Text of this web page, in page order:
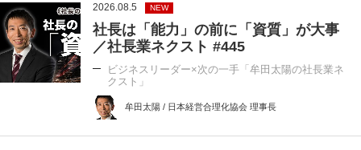
2026.08.5 NEW
社長は「能力」の前に「資質」が大事
／社長業ネクスト #445
ビジネスリーダー×次の一手「牟田太陽の社長業ネ
クスト」
牟田太陽 / 日本経営合理化協会 理事長